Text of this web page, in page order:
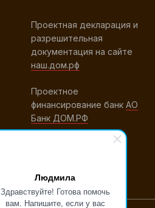
Людмила
Здравствуйте! Готова помочь
вам. Напишите, если у вас
Проектная декларация и
разрешительная
документация на сайте
наш.дом.рф
Проектное
финансирование банк АО
Банк ДОМ.РФ